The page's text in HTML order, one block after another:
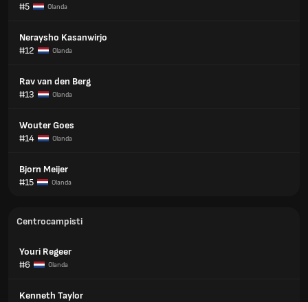
#5
Olanda
Neraysho Kasanwirjo
#12
Olanda
Rav van den Berg
#13
Olanda
Wouter Goes
#14
Olanda
Bjorn Meijer
#15
Olanda
Centrocampisti
Youri Regeer
#6
Olanda
Kenneth Taylor